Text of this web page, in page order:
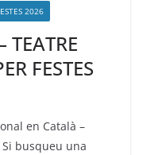
2026
TEATRE
FESTES
en Català –
busqueu una